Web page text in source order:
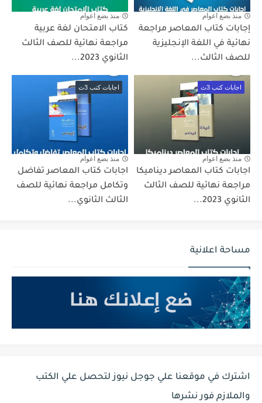
منذ بضع اعوام
إجابات كتاب المعاصر مراجعة
نهائية في اللغة الإنجليزية
للصف الثالث...
منذ بضع اعوام
كتاب الامتحان لغة عربية
مراجعة نهائية للصف الثالث
الثانوي 2023...
اجابات كتب 3ث
منذ بضع اعوام
اجابات كتاب المعاصر ديناميكا
مراجعة نهائية للصف الثالث
الثانوي 2023...
اجابات كتب 3ث
منذ بضع اعوام
اجابات كتاب المعاصر تفاضل
وتكامل مراجعة نهائية للصف
الثالث الثانوي...
مساحة اعلانية
اشترك في موقعنا علي جوجل نيوز لتحصل علي الكتب
والملازم فور نشرها